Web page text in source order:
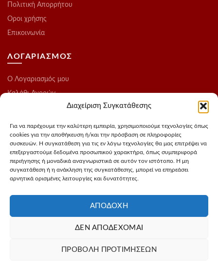
Διαχείριση Συγκατάθεσης
Για να παρέχουμε την καλύτερη εμπειρία, χρησιμοποιούμε τεχνολογίες όπως
cookies για την αποθήκευση ή/και την πρόσβαση σε πληροφορίες
συσκευών. Η συγκατάθεση για τις εν λόγω τεχνολογίες θα μας επιτρέψει να
επεξεργαστούμε δεδομένα προσωπικού χαρακτήρα, όπως συμπεριφορά
περιήγησης ή μοναδικά αναγνωριστικά σε αυτόν τον ιστότοπο. Η μη
συγκατάθεση ή η ανάκληση της συγκατάθεσης, μπορεί να επηρεάσει
αρνητικά ορισμένες λειτουργίες και δυνατότητες.
ΑΠΟΔΟΧΉ
ΔΕΝ ΑΠΟΔΈΧΟΜΑΙ
ΠΡΟΒΟΛΉ ΠΡΟΤΙΜΉΣΕΩΝ
Πολιτική Απορρήτου
Οροι χρήσης
Επικοινωνία
ΛΟΓΑΡΙΑΣΜΟΣ
O Λογαριασμός μου
Καλάθι Αγορών
Ολοκλήρωση Παραγγελίας
Blog
ΑΚΟΛΟΥΘΗΣΤΕ ΜΑΣ
Instagram
FaceBook
MyIP